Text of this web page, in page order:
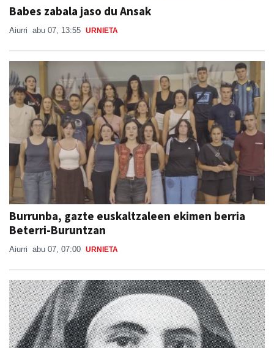
Babes zabala jaso du Ansak
Aiurri abu 07, 13:55 URNIETA
Burrunba, gazte euskaltzaleen ekimen berria
Beterri-Buruntzan
Aiurri abu 07, 07:00 URNIETA